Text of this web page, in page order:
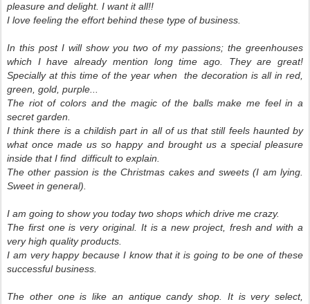
pleasure and delight. I want it all!!
I love feeling the effort behind these type of business.
In this post I will show you two of my passions; the greenhouses
which I have already mention long time ago. They are great!
Specially at this time of the year when the decoration is all in red,
green, gold, purple...
The riot of colors and the magic of the balls make me feel in a
secret garden.
I think there is a childish part in all of us that still feels haunted by
what once made us so happy and brought us a special pleasure
inside that I find difficult to explain.
The other passion is the Christmas cakes and sweets (I am lying
Sweet in general).
I am going to show you today two shops which drive me crazy.
The first one is very original. It is a new project, fresh and with a
very high quality products.
I am very happy because I know that it is going to be one of these
successful business.
The other one is like an antique candy shop. It is very select,